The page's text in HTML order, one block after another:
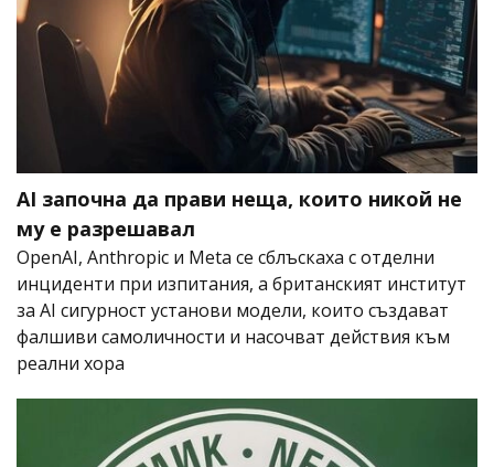
AI започна да прави неща, които никой не
му е разрешавал
OpenAI, Anthropic и Meta се сблъскаха с отделни
инциденти при изпитания, а британският институт
за AI сигурност установи модели, които създават
фалшиви самоличности и насочват действия към
реални хора